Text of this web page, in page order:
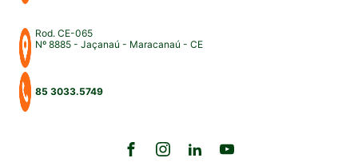
Rod. CE-065
Nº 8885 - Jaçanaú - Maracanaú - CE
85 3033.5749